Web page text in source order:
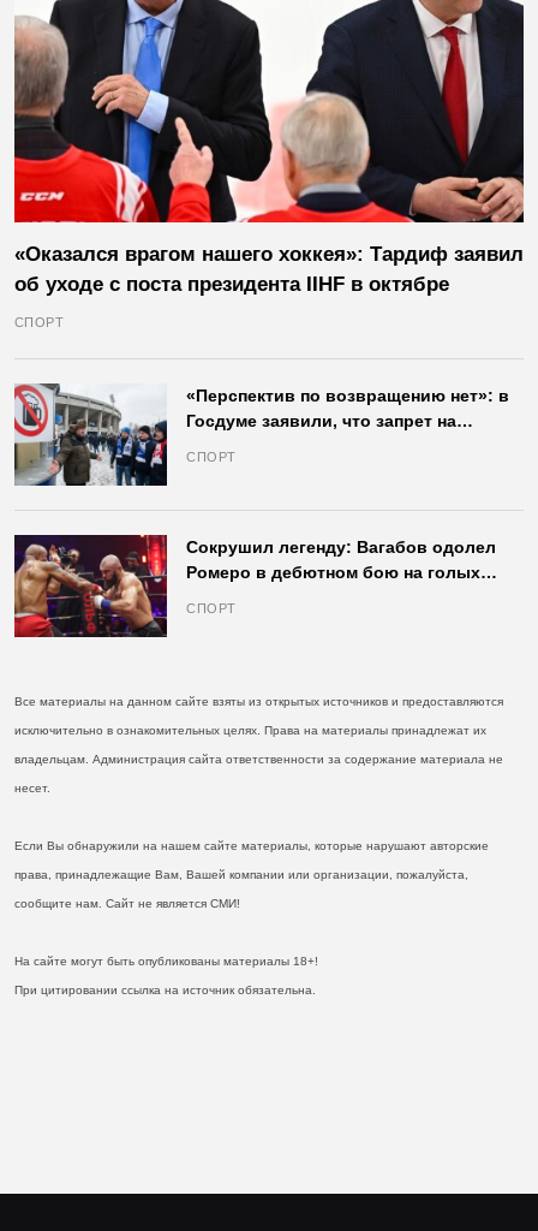
«Оказался врагом нашего хоккея»: Тардиф заявил
об уходе с поста президента IIHF в октябре
СПОРТ
«Перспектив по возвращению нет»: в
Госдуме заявили, что запрет на
СПОРТ
Сокрушил легенду: Вагабов одолел
Ромеро в дебютном бою на голых
СПОРТ
Все материалы на данном сайте взяты из открытых источников и предоставляются
исключительно в ознакомительных целях. Права на материалы принадлежат их
владельцам. Администрация сайта ответственности за содержание материала не
несет.
Если Вы обнаружили на нашем сайте материалы, которые нарушают авторские
права, принадлежащие Вам, Вашей компании или организации, пожалуйста,
сообщите нам. Сайт не является СМИ!
На сайте могут быть опубликованы материалы 18+!
При цитировании ссылка на источник обязательна.